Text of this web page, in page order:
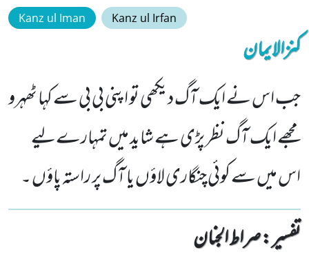
Kanz ul Iman Kanz ul Irfan
کنزالایمان
جب اس نے ایک آگ دیکھی تو اپنی بی بی سے کہا ٹھہرو
مجھے ایک آگ نظر پڑی ہے شاید میں تمہارےلیے
اس میں سے کوئی چنگاری لاؤں یا آگ پر راستہ پاؤں ۔
تفسیر : ‎صراط الجنان